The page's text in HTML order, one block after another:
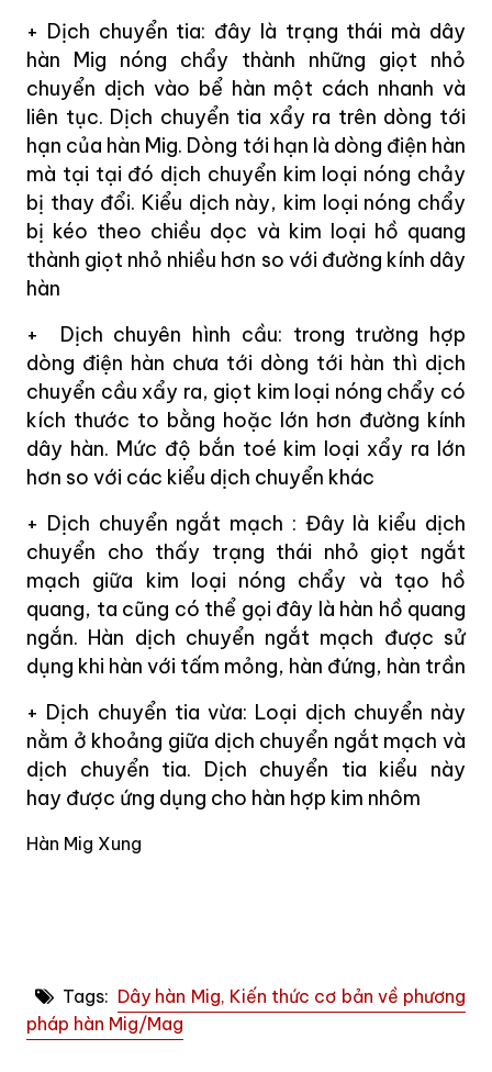
+ Dịch chuyển tia: đây là trạng thái mà dây
hàn Mig nóng chẩy thành những giọt nhỏ
chuyển dịch vào bể hàn một cách nhanh và
liên tục. Dịch chuyển tia xẩy ra trên dòng tới
hạn của hàn Mig. Dòng tới hạn là dòng điện hàn
mà tại tại đó dịch chuyển kim loại nóng chảy
bị thay đổi. Kiểu dịch này, kim loại nóng chẩy
bị kéo theo chiều dọc và kim loại hồ quang
thành giọt nhỏ nhiều hơn so với đường kính dây
hàn
+ Dịch chuyên hình cầu: trong trường hợp
dòng điện hàn chưa tới dòng tới hàn thì dịch
chuyển cầu xẩy ra, giọt kim loại nóng chẩy có
kích thước to bằng hoặc lớn hơn đường kính
dây hàn. Mức độ bắn toé kim loại xẩy ra lớn
hơn so với các kiểu dịch chuyển khác
+ Dịch chuyển ngắt mạch : Đây là kiểu dịch
chuyển cho thấy trạng thái nhỏ giọt ngắt
mạch giữa kim loại nóng chẩy và tạo hồ
quang, ta cũng có thể gọi đây là hàn hồ quang
ngắn. Hàn dịch chuyển ngắt mạch được sử
dụng khi hàn với tấm mỏng, hàn đứng, hàn trần
+ Dịch chuyển tia vừa: Loại dịch chuyển này
nằm ở khoảng giữa dịch chuyển ngắt mạch và
dịch chuyển tia. Dịch chuyển tia kiểu này
hay được ứng dụng cho hàn hợp kim nhôm
Hàn Mig Xung
Tags: Dây hàn Mig, Kiến thức cơ bản về phương
pháp hàn Mig/Mag